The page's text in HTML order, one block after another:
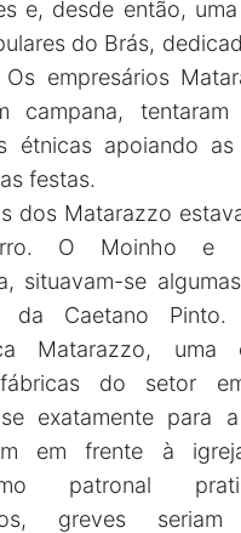
e, desde então,
do Brás,
Os empresários
campana,
étnicas apoiando
festas.
dos Matarazzo
O Moinho e a
situavam-se
da Caetano
Matarazzo, uma
do setor
se exatamente para
em frente à
patronal
greves